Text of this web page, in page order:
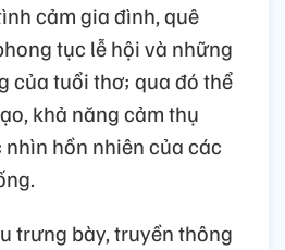
cảm gia đình, quê
tục lễ hội và những
của tuổi thơ; qua đó thể
khả năng cảm thụ
hồn nhiên của các
trưng bày, truyền thông